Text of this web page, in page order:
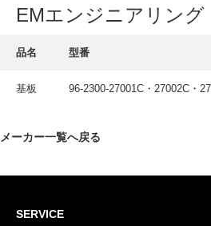
COMPANY
INTERVIEW
採用情報
EMエンジニアリング
品名 型番
基板 96-2300-27001C・27002C・
メーカー一覧へ戻る
SERVICE